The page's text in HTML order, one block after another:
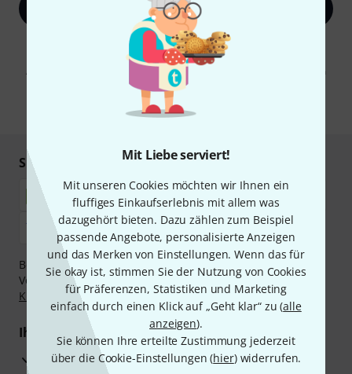
Mit Liebe serviert!
Mit unseren Cookies möchten wir Ihnen ein
fluffiges Einkaufserlebnis mit allem was
dazugehört bieten. Dazu zählen zum Beispiel
passende Angebote, personalisierte Anzeigen
und das Merken von Einstellungen. Wenn das für
Sie okay ist, stimmen Sie der Nutzung von Cookies
für Präferenzen, Statistiken und Marketing
einfach durch einen Klick auf „Geht klar“ zu (alle
anzeigen).
Sie können Ihre erteilte Zustimmung jederzeit
über die Cookie-Einstellungen (hier) widerrufen.
Jetzt anmelden
Mit Klick auf „Jetzt anmelden“ stimmen Sie dem Erhalt von E-Mail-
Werbung und einer Messung des E-Mail-Nutzungsverhaltens zu. Die
Abmeldung ist jederzeit möglich. Weitere Informationen finden Sie in
unseren
Datenschutzhinweisen
* Pflichtfeld
Sicher einkaufen & bezahlen
Bezahlen Sie vertraulich und sicher per Nachnahme,
Vorkasse, PayPal, Amazon Pay,Klarna Sofort bezahlen,
Klarna Ratenzahlungoder Kreditkarte.
Ihre Vorteile
3 Jahre Thomann Garantie